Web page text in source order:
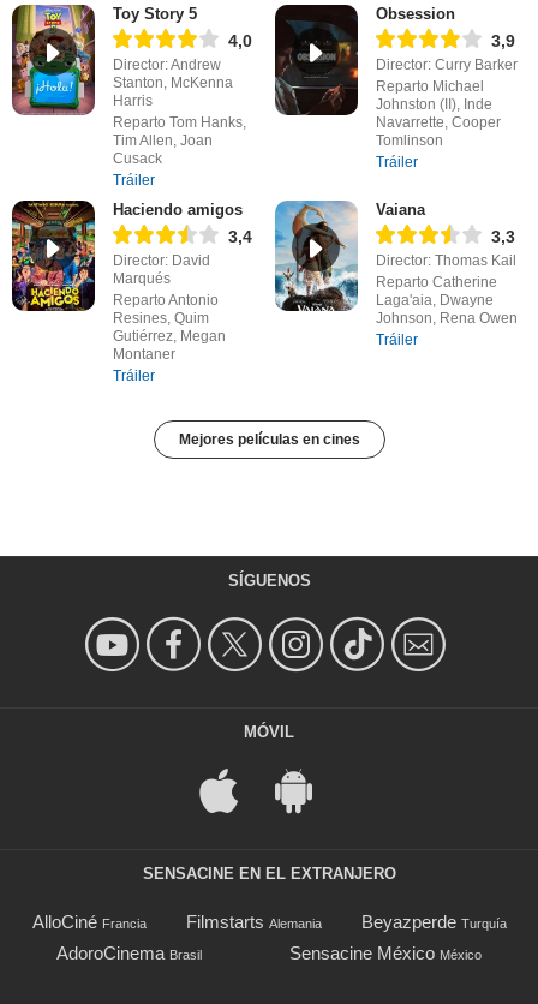
Toy Story 5
4,0
Director: Andrew
Stanton, McKenna
Harris
Reparto Tom Hanks,
Tim Allen, Joan
Cusack
Tráiler
Obsession
3,9
Director: Curry Barker
Reparto Michael
Johnston (II), Inde
Navarrette, Cooper
Tomlinson
Tráiler
Haciendo amigos
3,4
Director: David
Marqués
Reparto Antonio
Resines, Quim
Gutiérrez, Megan
Montaner
Tráiler
Vaiana
3,3
Director: Thomas Kail
Reparto Catherine
Laga'aia, Dwayne
Johnson, Rena Owen
Tráiler
Mejores películas en cines
SÍGUENOS
MÓVIL
SENSACINE EN EL EXTRANJERO
AlloCiné Francia Filmstarts Alemania Beyazperde Turquía
AdoroCinema Brasil Sensacine México México